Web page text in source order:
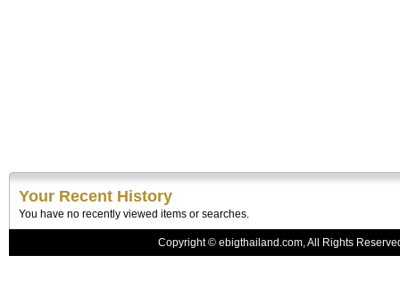
Your Recent History
You have no recently viewed items or searches.
Copyright © ebigthailand.com, All Rights